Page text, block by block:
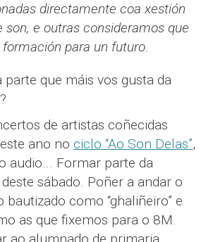
directamente coa xestión
e outras consideramos que
para un futuro.
parte que máis vos gusta da
de artistas coñecidas
ano no ciclo “Ao Son Delas”,
audio... Formar parte da
sábado. Poñer a andar o
bautizado como “ghaliñeiro” e
as que fixemos para o 8M.